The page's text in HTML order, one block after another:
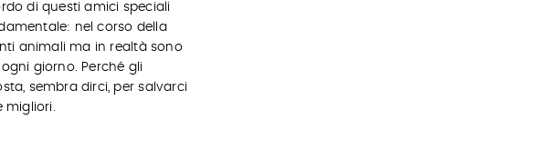
di questi amici speciali
nel corso della
animali ma in realtà sono
giorno. Perché gli
sembra dirci, per salvarci
migliori.